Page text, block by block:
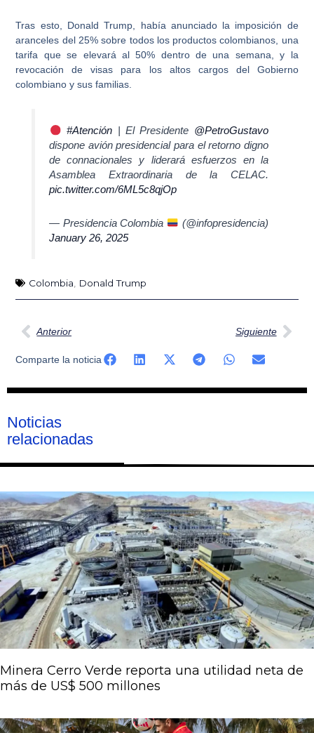
Tras esto, Donald Trump, había anunciado la imposición de
aranceles del 25% sobre todos los productos colombianos , una
tarifa que se elevará al 50% dentro de una semana, y la
revocación de visas para los altos cargos del Gobierno
colombiano y sus familias.
#Atención | El Presidente @PetroGustavo
dispone avión presidencial para el retorno digno
de connacionales y liderará esfuerzos en la
Asamblea Extraordinaria de la CELAC.
pic.twitter.com/6ML5c8qjOp
— Presidencia Colombia
(@infopresidencia)
January 26, 2025
Colombia, Donald Trump
Ant
Anterior Siguiente
Comparte la noticia
Noticias
relacionadas
Minera Cerro Verde reporta una utilidad neta de
más de US$ 500 millones
Página
Página
Página
Página
Página